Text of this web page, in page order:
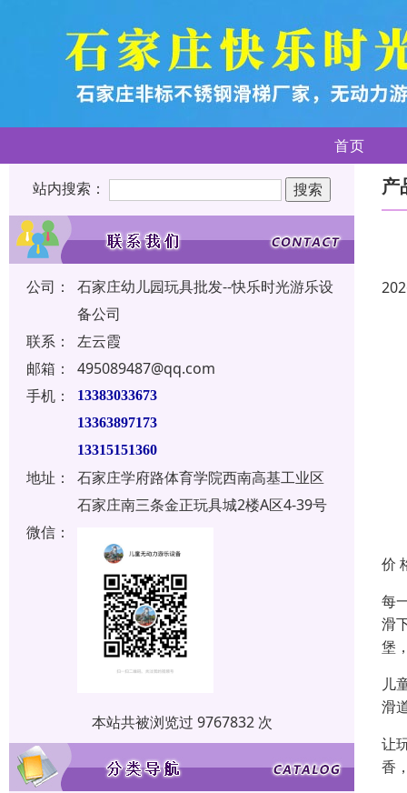
首页
站内搜索：
公司：
石家庄幼儿园玩具批发--快乐时光游乐设
备公司
联系：
左云霞
邮箱：
495089487@qq.com
手机：
13383033673
13363897173
13315151360
地址：
石家庄学府路体育学院西南高基工业区
石家庄南三条金正玩具城2楼A区4-39号
微信：
本站共被浏览过 9767832 次
产
价
每
滑
堡
儿
滑
让
香